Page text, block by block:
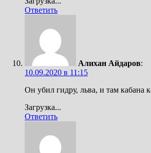
Ответить
Алихан Айдаров:
10.09.2020 в 11:15
Он убил гидру, льва, и там кабана
Загрузка...
Ответить